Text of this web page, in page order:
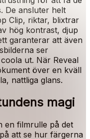
De ansluter helt
Clip, riktar, blixtrar
hög kontrast, djup
garanterar att även
ser
ut. När Reveal
över en kväll
nattliga glans.
magi
en filmrulle på det
att se hur färgerna